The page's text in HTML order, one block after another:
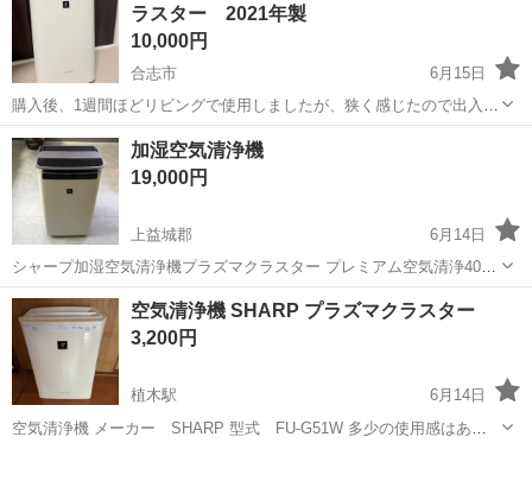
ラスター 2021年製
10,000円
合志市
6月15日
購入後、1週間ほどリビングで使用しましたが、狭く感じたので出入り
の少ない畳の部屋にて保管してました。購入時より少し日焼け？色褪
せしていて真っ白ではなくなってます。 数カ所スレ傷のようなのがあ
ります。 タンクの所がカルキ汚...
熊本 合志市 季節、空調家電
加湿空気清浄機￼
19,000円
上益城郡
6月14日
シャープ加湿空気清浄機プラズマクラスター プレミアム空気清浄40畳
2019年モデル ホワイトkl-jp100-W 24時間で電気代は6円です。 1ヵ月
190円位です。 益城町木山
熊本 上益城郡 季節、空調家電 プラズマクラスター
空気清浄機 SHARP プラズマクラスター
3,200円
植木駅
6月14日
空気清浄機 メーカー SHARP 型式 FU-G51W 多少の使用感はあり